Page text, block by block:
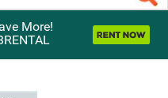
More!